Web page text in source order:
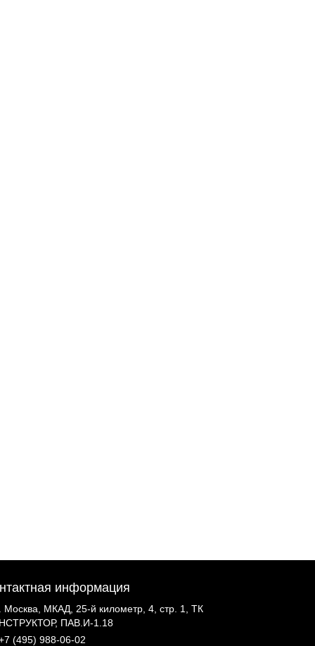
информация
Москва, МКАД, 25-й километр, 4, стр. 1, ТК
ПАВ.И-1.18
(495) 988-06-02